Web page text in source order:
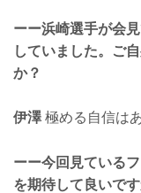
ーー浜崎選手が会
していました。ご
か？
伊澤極める自信は
ーー今回見ている
を期待して良いです